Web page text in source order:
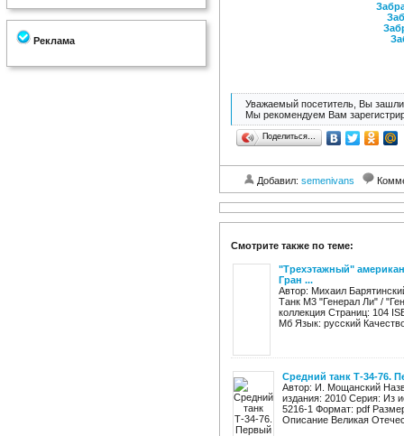
Реклама
Уважаемый посетитель, Вы зашли
Мы рекомендуем Вам
Поделиться…
Добавил: semenivans
Смотрите также по теме:
"Трехэтажный"
Гран ...
Автор: Михаил
Танк М3 "Генерал Ли" /
коллекция Страниц: 104
Мб Язык: русский
Средний танк Т-34-76.
Автор: И. Мощанский
издания: 2010 Серия: Из
5216-1 Формат: pdf
Описание Великая